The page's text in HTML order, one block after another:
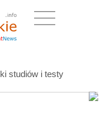
studiów i testy